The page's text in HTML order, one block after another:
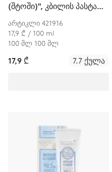
(შტოში)", კბილის პასტა
მგრძნობიარე
კბილებისთვის
არტიკლი 421916
17,9 ₾ / 100 ml
100 მლ 100 მლ
17,9 ₾ 7.7 ქულა